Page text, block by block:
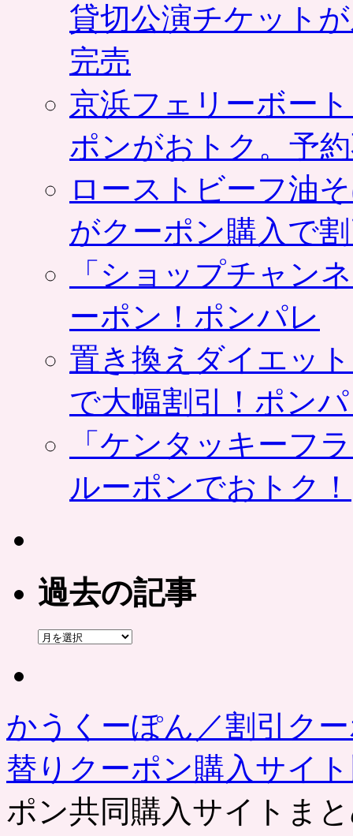
貸切公演チケット
完売
京浜フェリーボー
ポンがおトク。予
ローストビーフ油
がクーポン購入で
「ショップチャン
ーポン！ポンパレ
置き換えダイエッ
で大幅割引！ポン
「ケンタッキーフ
ルーポンでおトク！
過去の記事
過
かうくーぽん／割引ク
替りクーポン購入サイ
ポン共同購入サイトま